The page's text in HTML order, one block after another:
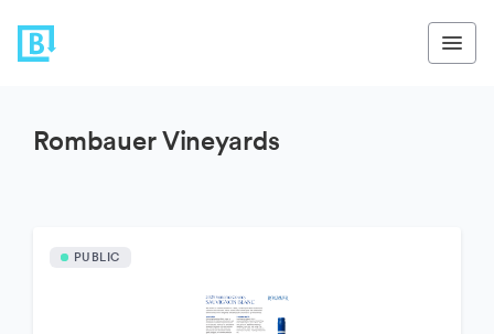
Rombauer Vineyards
PUBLIC